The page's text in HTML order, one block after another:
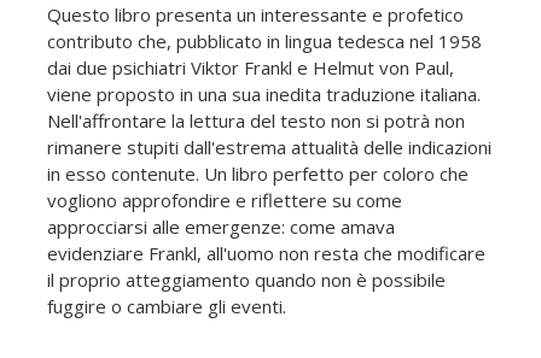
Questo libro presenta un interessante e profetico
contributo che, pubblicato in lingua tedesca nel 1958
dai due psichiatri Viktor Frankl e Helmut von Paul,
viene proposto in una sua inedita traduzione italiana.
Nell'affrontare la lettura del testo non si potrà non
rimanere stupiti dall'estrema attualità delle indicazioni
in esso contenute. Un libro perfetto per coloro che
vogliono approfondire e riflettere su come
approcciarsi alle emergenze: come amava
evidenziare Frankl, all'uomo non resta che modificare
il proprio atteggiamento quando non è possibile
fuggire o cambiare gli eventi.